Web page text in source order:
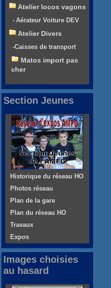
Atelier locos vagons
- Aérateur Voiture DEV
Atelier Divers
-Caisses de transport
Matos import pas
cher
Section Jeunes
Historique du réseau HO
Photos réseau
Plan de la gare
Plan du réseau HO
Travaux
Expos
Images choisies
au hasard